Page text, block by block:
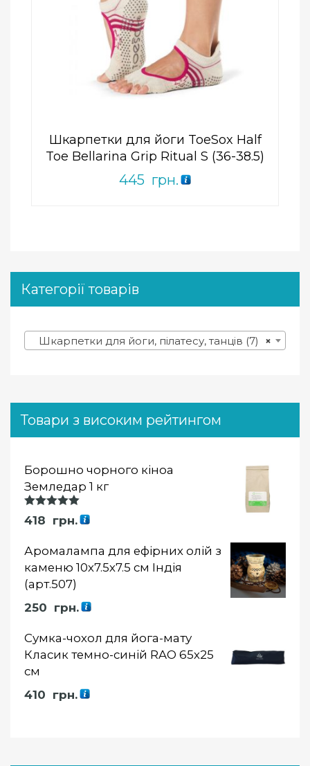
Шкарпетки для йоги ToeSox Half
Toe Bellarina Grip Ritual S (36-38.5)
445 грн.
ПРИДБАТИ
Add to Wishlist
Категорії товарів
×
Шкарпетки для йоги, пілатесу, танців (7)
Товари з високим рейтингом
Борошно чорного кіноа
Земледар 1 кг
Оцінка
5.00із 5
418 грн.
Аромалампа для ефірних олій з
каменю 10х7.5х7.5 см Індія
(арт.507)
250 грн.
Сумка-чохол для йога-мату
Класик темно-синій RAO 65х25
см
410 грн.